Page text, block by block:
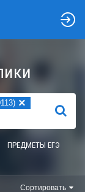
×
НАЙТИ
ПРЕДМЕТЫ ЕГЭ
Сортировать